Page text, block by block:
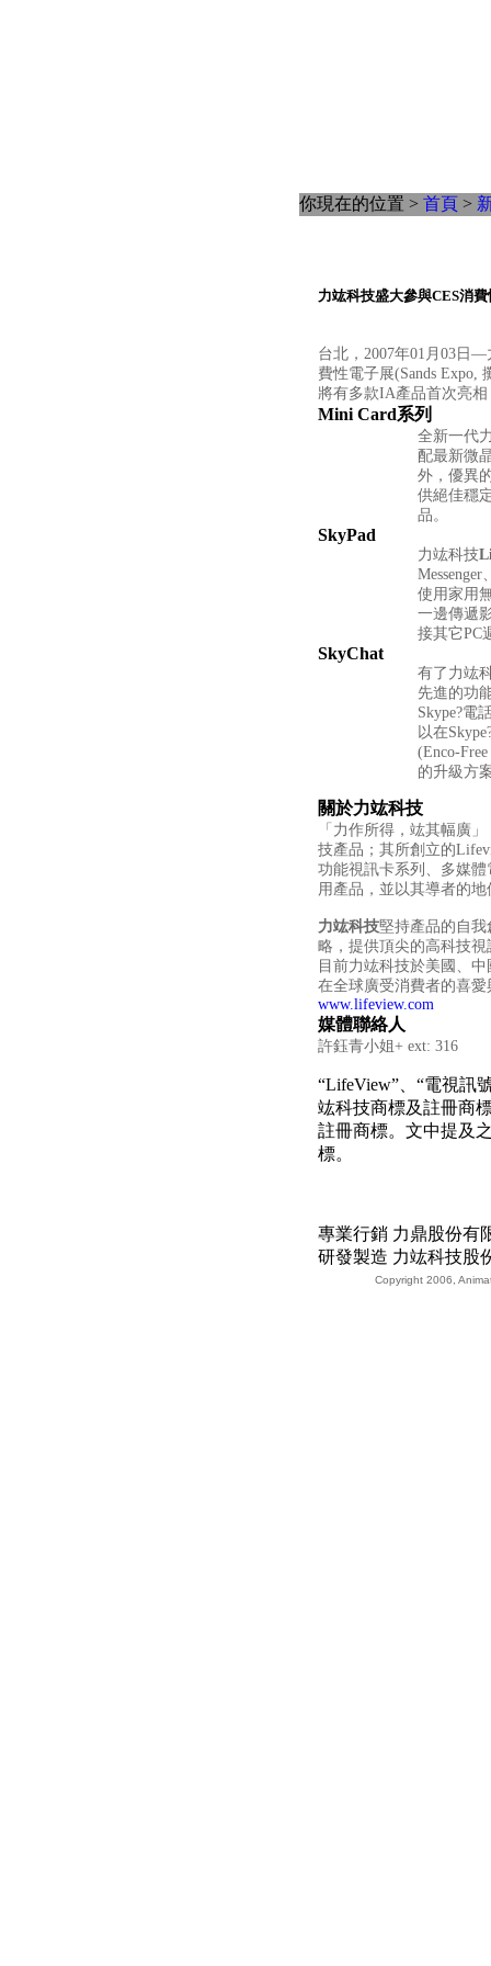
你現在的位置 > 首頁 >
力竑科技盛大參與CES消
台北，2007年01月03日—
費性電子展(Sands Expo,
將有多款IA產品首次亮
Mini Card系列
全新一代
配最新微
外，優異
供絕佳穩
品。
SkyPad
力竑科技
使用家用
一邊傳遞
接其它PC
SkyChat
有了力竑
先進的功
Skype?電
以在
(Enco-
的升級方
關於力竑科技
「力作所得，竑其幅廣」
技產品；其所創立的
功能視訊卡系列、多媒
用產品，並以其導者的
力竑科技堅持產品的自
略，提供頂尖的高科技
目前力竑科技於美國、
在全球廣受消費者的喜
www.lifeview.com
媒體聯絡人
許鈺青小姐+ ext: 316
“LifeView”、“電視訊
竑科技商標及註冊商
註冊商標。文中提及
標。
專業行銷 力鼎股份有
研發製造 力竑科技股
Copyright 2006,